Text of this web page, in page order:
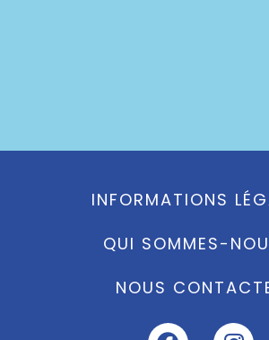
INFORMATIONS
QUI SOMMES-
NOUS